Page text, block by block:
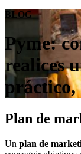
BLOG
Pyme:
realices
práctico,
Plan de
Un plan de